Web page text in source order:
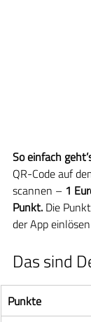
So einfach
QR-Code auf
scannen – 1
Punkt. Die
der App
Das sind
Punkte